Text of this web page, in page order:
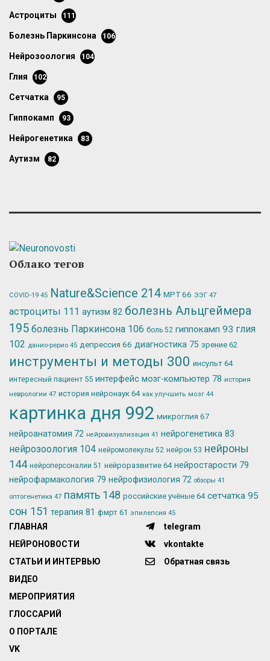
астроциты 111
болезнь Паркинсона 106
нейрозоология 104
глия 102
сетчатка 95
гиппокамп 93
нейрогенетика 83
аутизм 82
Облако тегов
COVID-19 45 Nature&Science 214 МРТ66 ЭЭГ 47
астроциты 111 аутизм 82 болезнь Альцгеймера
195 болезнь Паркинсона 106 боль 52 гиппокамп 93 глия
102 данио-рерио 45 депрессия 66 диагностика 75 зрение 62
инструменты и методы 300 инсульт 64
интересный пациент 55 интерфейс мозг-компьютер 78 история
неврологии 47 история нейронаук 64 как улучшить мозг 44
картинка дня 992 микроглия 67
нейроанатомия 72 нейровизуализация 41 нейрогенетика 83
нейрозоология 104 нейромолекулы 52 нейрон 53 нейроны
144 нейроперсоналии 51 нейроразвитие 64 нейростарости 79
нейрофармакология 79 нейрофизиология 72 обзоры 41
оптогенетика 47 память 148 российские учёные 64 сетчатка 95
сон 151 терапия 81 фмрт 61 эпилепсия 45
ГЛАВНАЯ
НЕЙРОНОВОСТИ
СТАТЬИ И ИНТЕРВЬЮ
ВИДЕО
МЕРОПРИЯТИЯ
ГЛОССАРИЙ
О ПОРТАЛЕ
VK
telegram
vkontakte
Обратная связь